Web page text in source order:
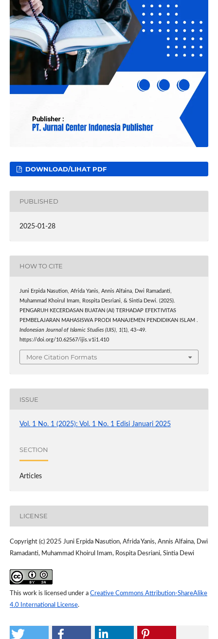
DOWNLOAD/LIHAT PDF
PUBLISHED
2025-01-28
HOW TO CITE
Juni Erpida Nasution, Afrida Yanis, Annis Alfaina, Dwi Ramadanti,
Muhammad Khoirul Imam, Rospita Desriani, & Sintia Dewi. (2025).
PENGARUH KECERDASAN BUATAN (AI) TERHADAP EFEKTIVITAS
PEMBELAJARAN MAHASISWA PRODI MANAJEMEN PENDIDIKAN ISLAM .
Indonesian Journal of Islamic Studies (IJIS), 1(1), 43–49.
https://doi.org/10.62567/ijis.v1i1.410
More Citation Formats
ISSUE
Vol. 1 No. 1 (2025): Vol. 1 No. 1 Edisi Januari 2025
SECTION
Articles
LICENSE
Copyright (c) 2025 Juni Erpida Nasution, Afrida Yanis, Annis Alfaina, Dwi
Ramadanti, Muhammad Khoirul Imam, Rospita Desriani, Sintia Dewi
This work is licensed under a Creative Commons Attribution-ShareAlike
4.0 International License.